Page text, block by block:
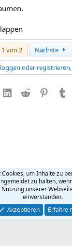
1 von 2 Nächste
oder
LinkedIn
Reddit
XenForo ® © 2010-2026
um Inhalte zu
zu halten,
unserer
einverstanden.
Akzeptieren
Erfahre